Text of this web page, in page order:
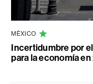
MÉXICO
Incertidumbre por
para la economía